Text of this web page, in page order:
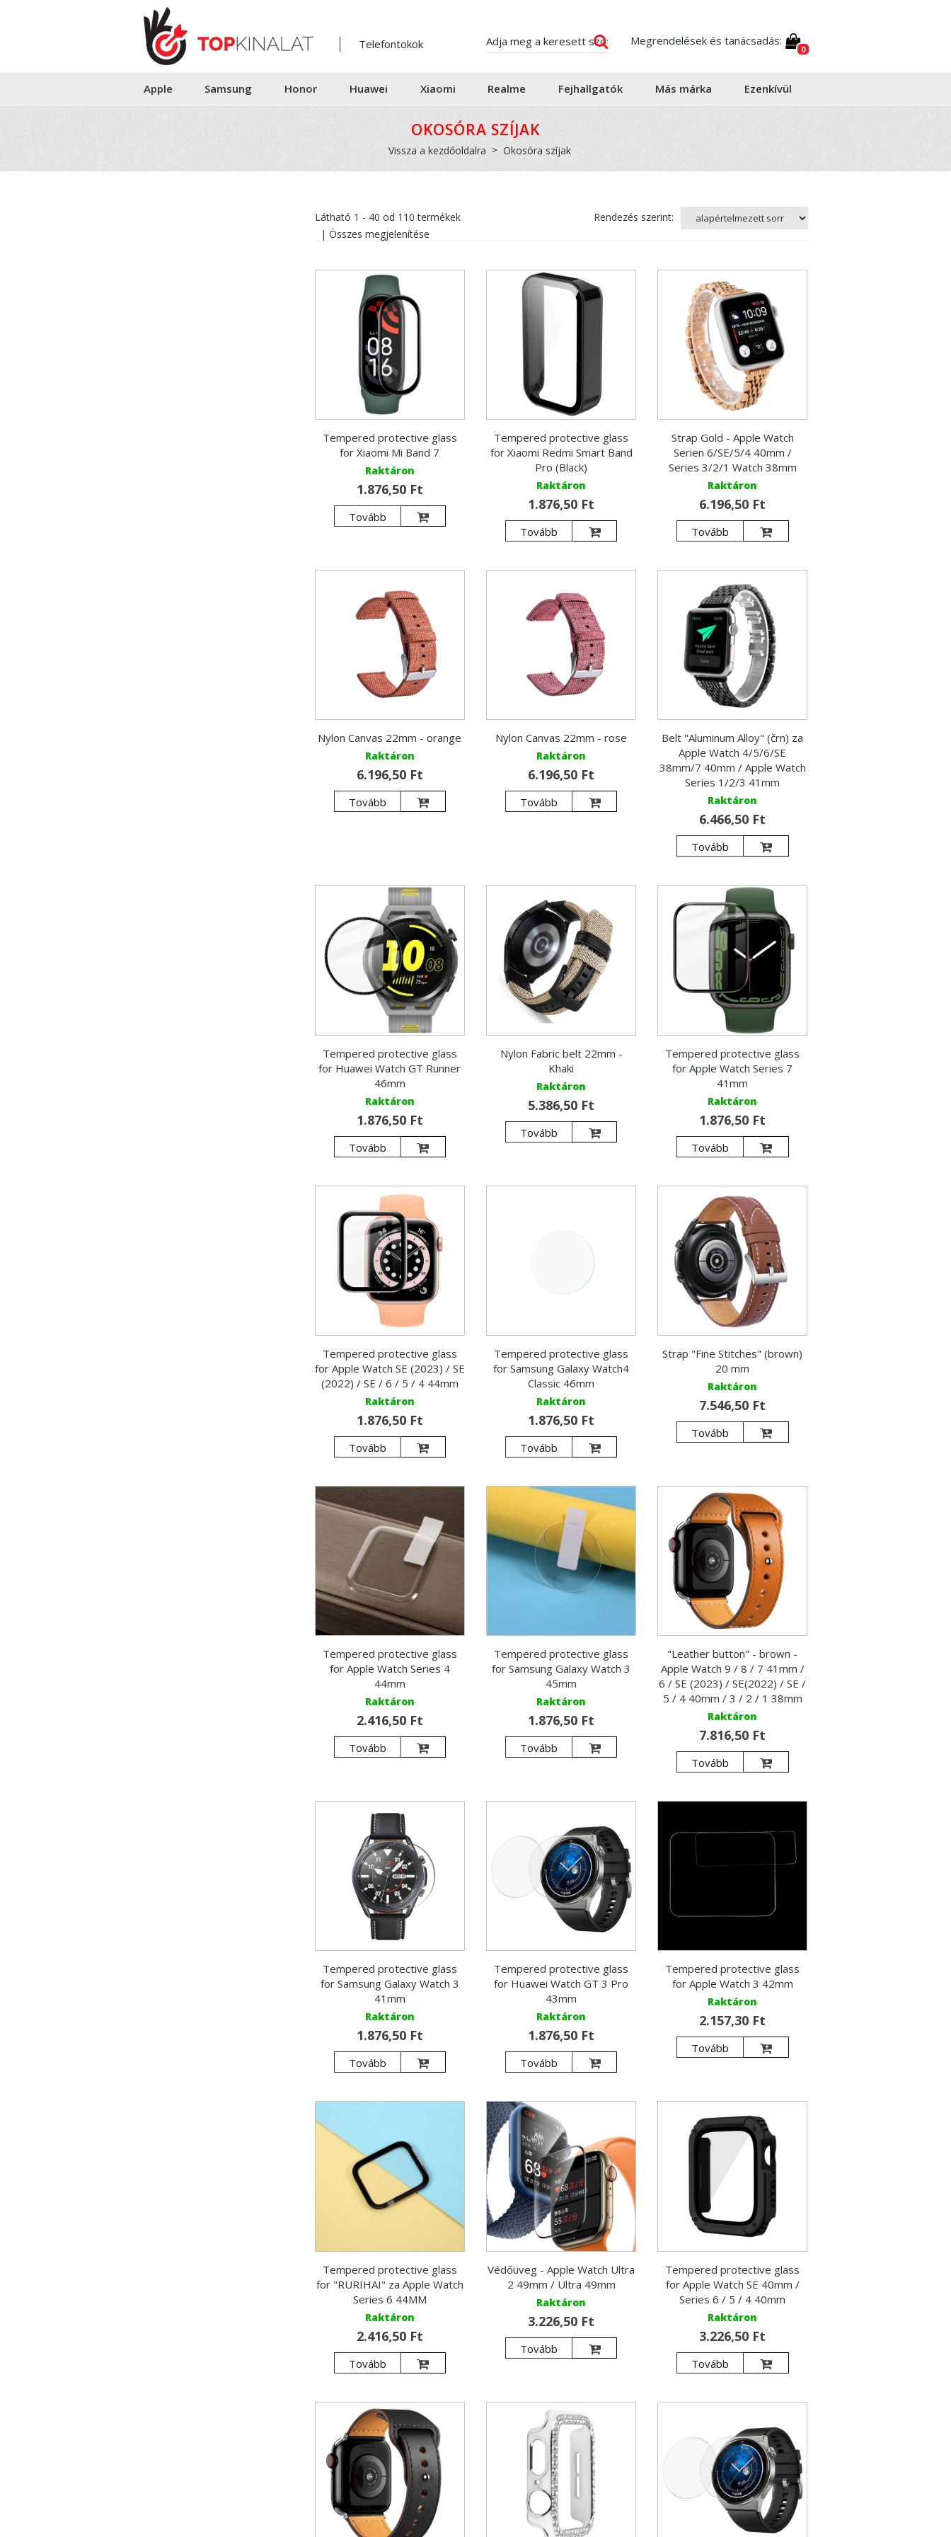
Telefontokok Megrendelések és tanácsadás:
0
Apple Samsung Honor Huawei Xiaomi Realme Fejhallgatók Más márka Ezenkívül
OKOSÓRA SZÍJAK
Vissza a kezdőoldalra Okosóra szíjak
Látható 1 - 40 od 110 termékek
| Összes megjelenítése
Rendezés szerint:
Tempered protective glass
for Xiaomi Mi Band 7
Raktáron
1.876,50 Ft
Tovább
Tempered protective glass
for Xiaomi Redmi Smart Band
Pro (Black)
Raktáron
1.876,50 Ft
Tovább
Strap Gold - Apple Watch
Serien 6/SE/5/4 40mm /
Series 3/2/1 Watch 38mm
Raktáron
6.196,50 Ft
Tovább
Nylon Canvas 22mm - orange
Raktáron
6.196,50 Ft
Tovább
Nylon Canvas 22mm - rose
Raktáron
6.196,50 Ft
Tovább
Belt "Aluminum Alloy" (črn) za
Apple Watch 4/5/6/SE
38mm/7 40mm / Apple Watch
Series 1/2/3 41mm
Raktáron
6.466,50 Ft
Tovább
Tempered protective glass
for Huawei Watch GT Runner
46mm
Raktáron
1.876,50 Ft
Tovább
Nylon Fabric belt 22mm -
Khaki
Raktáron
5.386,50 Ft
Tovább
Tempered protective glass
for Apple Watch Series 7
41mm
Raktáron
1.876,50 Ft
Tovább
Tempered protective glass
for Apple Watch SE (2023) / SE
(2022) / SE / 6 / 5 / 4 44mm
Raktáron
1.876,50 Ft
Tovább
Tempered protective glass
for Samsung Galaxy Watch4
Classic 46mm
Raktáron
1.876,50 Ft
Tovább
Strap "Fine Stitches" (brown)
20 mm
Raktáron
7.546,50 Ft
Tovább
Tempered protective glass
for Apple Watch Series 4
44mm
Raktáron
2.416,50 Ft
Tovább
Tempered protective glass
for Samsung Galaxy Watch 3
45mm
Raktáron
1.876,50 Ft
Tovább
"Leather button" - brown -
Apple Watch 9 / 8 / 7 41mm /
6 / SE (2023) / SE(2022) / SE /
5 / 4 40mm / 3 / 2 / 1 38mm
Raktáron
7.816,50 Ft
Tovább
Tempered protective glass
for Samsung Galaxy Watch 3
41mm
Raktáron
1.876,50 Ft
Tovább
Tempered protective glass
for Huawei Watch GT 3 Pro
43mm
Raktáron
1.876,50 Ft
Tovább
Tempered protective glass
for Apple Watch 3 42mm
Raktáron
2.157,30 Ft
Tovább
Tempered protective glass
for "RURIHAI" za Apple Watch
Series 6 44MM
Raktáron
2.416,50 Ft
Tovább
Védőüveg - Apple Watch Ultra
2 49mm / Ultra 49mm
Raktáron
3.226,50 Ft
Tovább
Tempered protective glass
for Apple Watch SE 40mm /
Series 6 / 5 / 4 40mm
Raktáron
3.226,50 Ft
Tovább